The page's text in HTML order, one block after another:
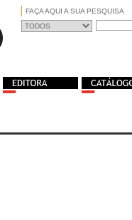
FAÇA AQUI A SUA PESQUISA